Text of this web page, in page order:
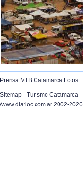
Prensa MTB Catamarca Fotos |
Sitemap | Turismo Catamarca |
/www.diarioc.com.ar 2002-2026